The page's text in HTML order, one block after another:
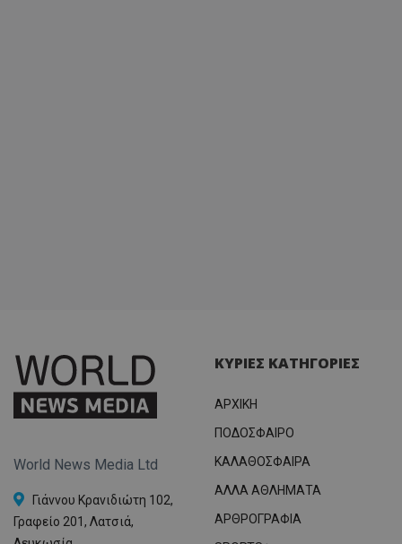
World News Media Ltd
Γιάννου Κρανιδιώτη 102,
Γραφείο 201, Λατσιά,
ΚΥΡΙΕΣ ΚΑΤΗΓΟΡΙΕΣ
ΑΡΧΙΚΗ
ΠΟΔΟΣΦΑΙΡΟ
ΚΑΛΑΘΟΣΦΑΙΡΑ
ΑΛΛΑ ΑΘΛΗΜΑΤΑ
ΑΡΘΡΟΓΡΑΦΙΑ